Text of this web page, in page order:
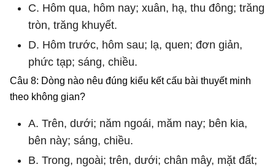
C. Hôm qua, hôm nay; xuân, hạ, thu đông; trăng
tròn, trăng khuyết.
D. Hôm trước, hôm sau; lạ, quen; đơn giản,
phức tạp; sáng, chiều.
Câu 8: Dòng nào nêu đúng kiểu kết cấu bài thuyết minh
theo không gian?
A. Trên, dưới; năm ngoái, măm nay; bên kia,
bên này; sáng, chiều.
B. Trong, ngoài; trên, dưới; chân mây, mặt đất;